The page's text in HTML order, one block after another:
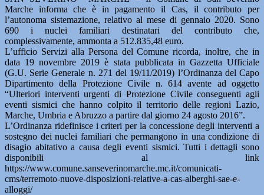
Marche informa che è in pagamento il Cas, il contributo per
l’autonoma sistemazione, relativo al mese di gennaio 2020. Sono
690 i nuclei familiari destinatari del contributo che,
complessivamente, ammonta a 512.835,48 euro.
L’ufficio Servizi alla Persona del Comune ricorda, inoltre, che in
data 19 novembre 2019 è stata pubblicata in Gazzetta Ufficiale
(G.U. Serie Generale n. 271 del 19/11/2019) l’Ordinanza del Capo
Dipartimento della Protezione Civile n. 614 avente ad oggetto
“Ulteriori interventi urgenti di Protezione Civile conseguenti agli
eventi sismici che hanno colpito il territorio delle regioni Lazio,
Marche, Umbria e Abruzzo a partire dal giorno 24 agosto 2016”.
L’Ordinanza ridefinisce i criteri per la concessione degli interventi a
sostegno dei nuclei familiari che permangono in una condizione di
disagio abitativo a causa degli eventi sismici. Tutti i dettagli sono
disponibili al link
https://www.comune.sanseverinomarche.mc.it/comunicati-
cms/terremoto-nuove-disposizioni-relative-a-cas-alberghi-sae-e-
alloggi/